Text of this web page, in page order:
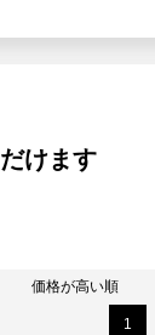
けます
価格が高い順
1